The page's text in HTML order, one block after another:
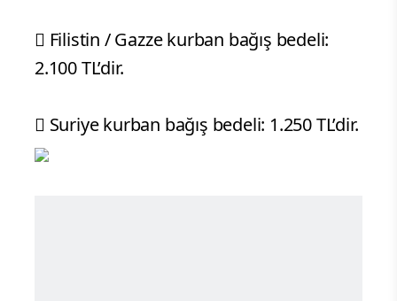
 Filistin / Gazze kurban bağış bedeli:
2.100 TL’dir.
 Suriye kurban bağış bedeli: 1.250 TL’dir.